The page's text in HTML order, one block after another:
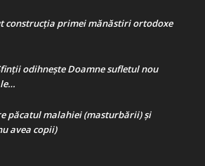
construcţia primei mănăstiri ortodoxe
odihnește Doamne sufletul nou
păcatul malahiei (masturbării) şi
avea copii)